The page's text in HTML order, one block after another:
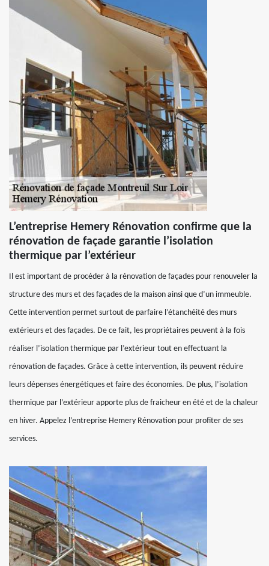
L’entreprise Hemery Rénovation confirme que la
rénovation de façade garantie l’isolation
thermique par l’extérieur
Il est important de procéder à la rénovation de façades pour renouveler la
structure des murs et des façades de la maison ainsi que d’un immeuble.
Cette intervention permet surtout de parfaire l’étanchéité des murs
extérieurs et des façades. De ce fait, les propriétaires peuvent à la fois
réaliser l’isolation thermique par l’extérieur tout en effectuant la
rénovation de façades. Grâce à cette intervention, ils peuvent réduire
leurs dépenses énergétiques et faire des économies. De plus, l’isolation
thermique par l’extérieur apporte plus de fraicheur en été et de la chaleur
en hiver. Appelez l’entreprise Hemery Rénovation pour profiter de ses
services.